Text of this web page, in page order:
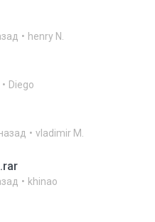
henry N.
Diego
vladimir M.
khinao